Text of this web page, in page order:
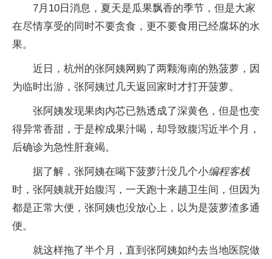
7月10日消息，夏天是瓜果飘香的季节，但是大家
在尽情享受的同时不要贪食，更不要食用已经腐坏的水
果。
近日，杭州的张阿姨网购了两颗海南的熟菠萝，因
为临时出游，张阿姨过几天返回家时才打开菠萝。
张阿姨发现果肉内芯已熟透成了深黄色，但是也变
得异常香甜，于是榨成果汁喝，却导致腹泻近半个月，
后确诊为急性肝衰竭。
据了解，张阿姨在喝下菠萝汁没几个小编程客栈
时，张阿姨就开始腹泻，一天跑十来趟卫生间，但因为
都是正常大便，张阿姨也没放心上，以为是菠萝渣多通
便。
就这样拖了半个月，直到张阿姨如约去当地医院做